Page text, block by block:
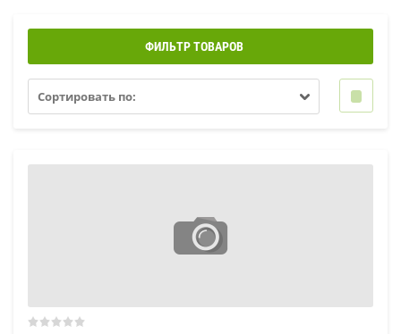
ФИЛЬТР ТОВАРОВ
Сортировать по: